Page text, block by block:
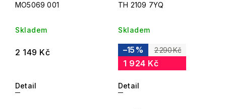
MO5069 001
Skladem
2 149 Kč
Detail
TH 2109 7YQ
Skladem
2 290 Kč
–15 %
1 924 Kč
Detail